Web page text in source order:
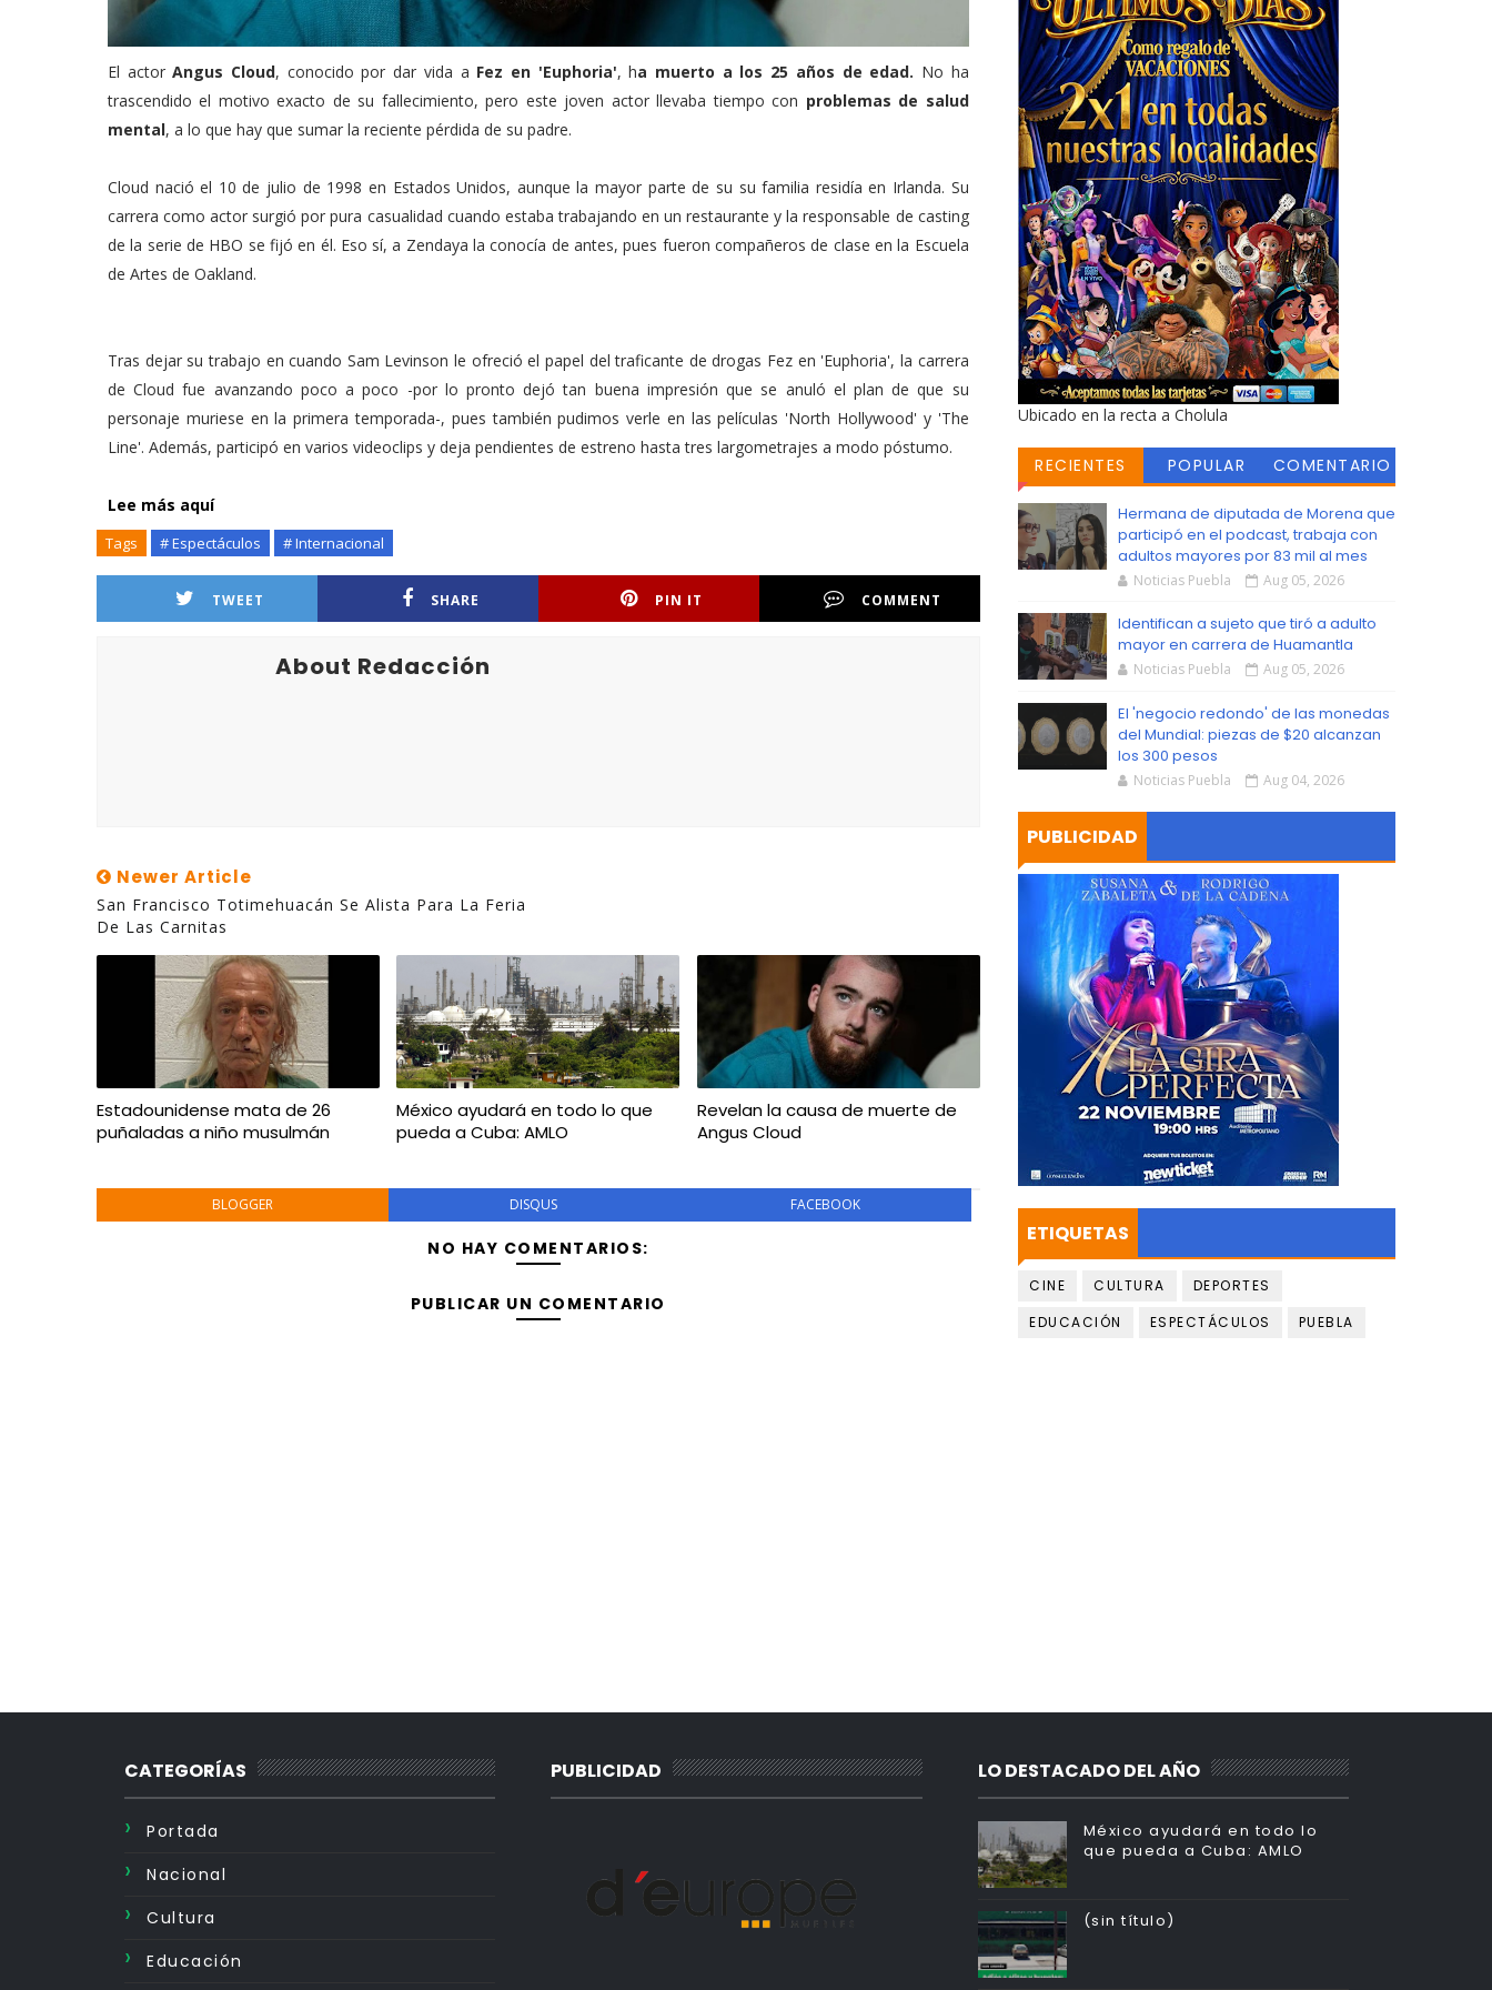
El actorAngus Cloud, conocido por dar vida a Fez en 'Euphoria', ha muerto a los 25 años de edad. No ha
trascendido el motivo exacto de su fallecimiento, pero este joven actor llevaba tiempo con problemas de salud
mental, a lo que hay que sumar la reciente pérdida de su padre.
Cloud nació el 10 de julio de 1998 en Estados Unidos, aunque la mayor parte de su su familia residía en Irlanda. Su
carrera como actor surgió por pura casualidad cuando estaba trabajando en un restaurante y la responsable de casting
de la serie de HBO se fijó en él. Eso sí, a Zendaya la conocía de antes, pues fueron compañeros de clase en la Escuela
de Artes de Oakland.
Tras dejar su trabajo en cuando Sam Levinson le ofreció el papel del traficante de drogas Fez en 'Euphoria', la carrera
de Cloud fue avanzando poco a poco -por lo pronto dejó tan buena impresión que se anuló el plan de que su
personaje muriese en la primera temporada-, pues también pudimos verle en las películas 'North Hollywood' y 'The
Line'. Además, participó en varios videoclips y deja pendientes de estreno hasta tres largometrajes a modo póstumo.
Lee más aquí
Tags # Espectáculos # Internacional
TWEET SHARE PIN IT COMMENT
About Redacción
Newer Article
San Francisco Totimehuacán Se Alista Para La Feria
De Las Carnitas
Estadounidense mata de 26
puñaladas a niño musulmán
México ayudará en todo lo que
pueda a Cuba: AMLO
Revelan la causa de muerte de
Angus Cloud
BLOGGER DISQUS FACEBOOK
NO HAY COMENTARIOS:
PUBLICAR UN COMENTARIO
Ubicado en la recta a Cholula
RECIENTES POPULAR
COMENTARIO
Hermana de diputada de Morena que
participó en el podcast, trabaja con
adultos mayores por 83 mil al mes
Noticias Puebla Aug 05, 2026
Identifican a sujeto que tiró a adulto
mayor en carrera de Huamantla
Noticias Puebla Aug 05, 2026
El 'negocio redondo' de las monedas
del Mundial: piezas de $20 alcanzan
los 300 pesos
Noticias Puebla Aug 04, 2026
PUBLICIDAD
ETIQUETAS
CINE CULTURA
DEPORTES
EDUCACIÓN
ESPECTÁCULOS PUEBLA
CATEGORÍAS
Portada
Nacional
Cultura
Educación
PUBLICIDAD LO DESTACADO DEL AÑO
México ayudará en todo lo
que pueda a Cuba: AMLO
(sin título)